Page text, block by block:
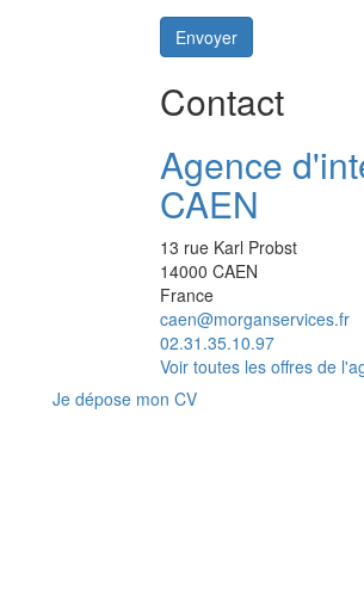
Envoyer
Contact
Agence
CAEN
13 rue Karl Probst
14000 CAEN
France
caen@morganservices.fr
02.31.35.10.97
Voir toutes les offres de
Je dépose mon CV